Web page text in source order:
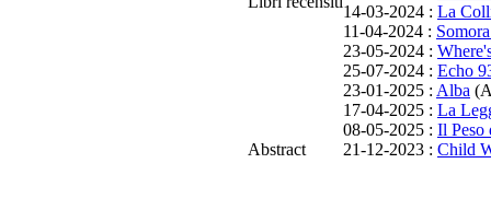
14-03-2024 : La
11-04-2024 :
23-05-2024 :
25-07-2024 : Echo
23-01-2025 : Alba
17-04-2025 : La
08-05-2025 : Il Peso
Abstract
21-12-2023 : Child